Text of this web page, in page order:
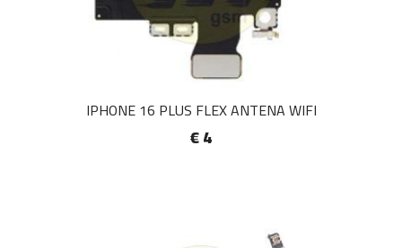
IPHONE 16 PLUS FLEX ANTENA WIFI
€ 4